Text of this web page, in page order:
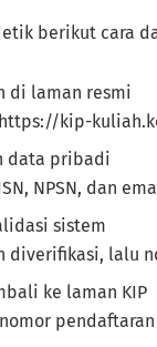
berikut cara
di laman resmi
kip-
data pribadi
NPSN, dan
sistem
diverifikasi, lalu
ke laman KIP